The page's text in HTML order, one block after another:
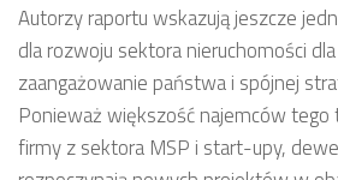
Autorzy raportu wskazują jeszcze
dla rozwoju sektora nieruchomości
zaangażowanie państwa i spójnej
Ponieważ większość najemców
firmy z sektora MSP i start-upy,